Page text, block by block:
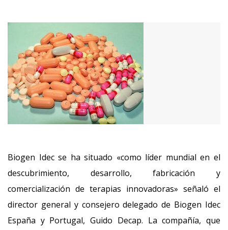
Biogen Idec se ha situado «como líder mundial en el
descubrimiento, desarrollo, fabricación y
comercialización de terapias innovadoras» señaló el
director general y consejero delegado de Biogen Idec
España y Portugal, Guido Decap. La compañía, que